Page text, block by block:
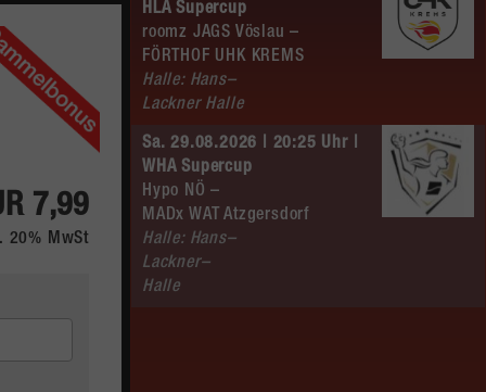
7,99
20% MwSt
HLA Supercup
roomz JAGS Vöslau –
FÖRTHOF UHK KREMS
Halle: Hans–
Lackner Halle
Sa. 29.08.2026 | 20:25 Uhr |
WHA Supercup
Hypo NÖ –
MADx WAT Atzgersdorf
Halle: Hans–
Lackner–
Halle